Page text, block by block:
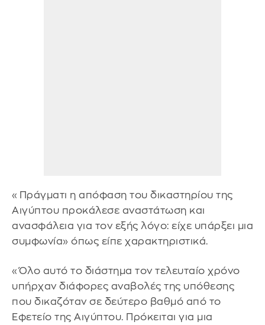
«Πράγματι η απόφαση του δικαστηρίου της
Αιγύπτου προκάλεσε αναστάτωση και
ανασφάλεια για τον εξής λόγο: είχε υπάρξει μια
συμφωνία» όπως είπε χαρακτηριστικά.
«Όλο αυτό το διάστημα τον τελευταίο χρόνο
υπήρχαν διάφορες αναβολές της υπόθεσης
που δικαζόταν σε δεύτερο βαθμό από το
Εφετείο της Αιγύπτου. Πρόκειται για μια